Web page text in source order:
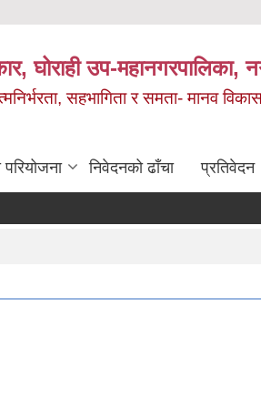
घोराही उप-महानगरपालिका,
सहभागिता र समता- मानव
निवेदनको ढाँचा प्रतिवेदन